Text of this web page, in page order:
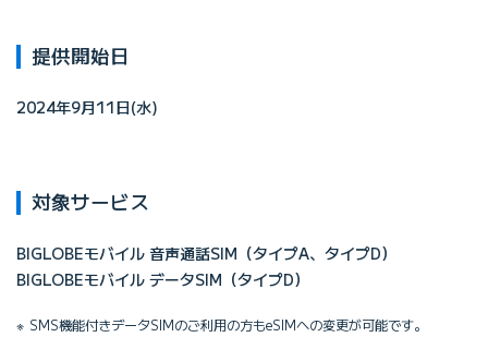
提供開始日
2024年9月11日(水)
対象サービス
BIGLOBEモバイル 音声通話SIM（タイプA、タイプD）
BIGLOBEモバイル データSIM（タイプD）
SMS機能付きデータSIMのご利用の方もeSIMへの変更が可能です。